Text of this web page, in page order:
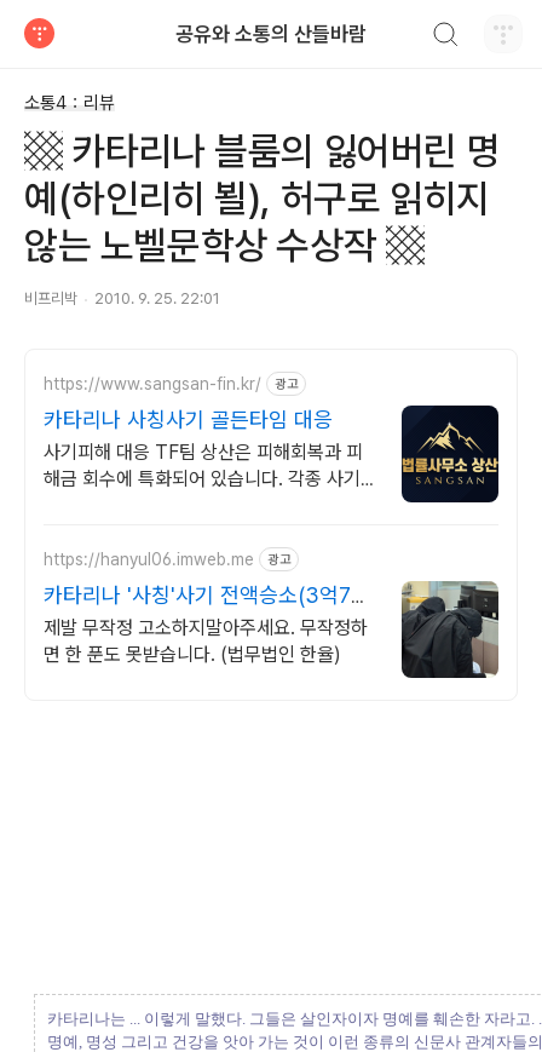
공유와 소통의 산들바람
소통4：리뷰
▩ 카타리나 블룸의 잃어버린 명
예(하인리히 뵐), 허구로 읽히지
않는 노벨문학상 수상작 ▩
비프리박 2010. 9. 25. 22:01
https://www.sangsan-fin.kr/ 광고
카타리나 사칭사기 골든타임 대응
사기피해 대응 TF팀 상산은 피해회복과 피
해금 회수에 특화되어 있습니다. 각종 사기
https://hanyul06.imweb.me 광고
카타리나 '사칭'사기 전액승소(3억7천)
사례보유
제발 무작정 고소하지말아주세요. 무작정하
면 한 푼도 못받습니다. (법무법인 한율)
카타리나는 ... 이렇게 말했다. 그들은 살인자이자 명예를 훼손한 자라고.
명예, 명성 그리고 건강을 앗아 가는 것이 이런 종류의 신문사 관계자들